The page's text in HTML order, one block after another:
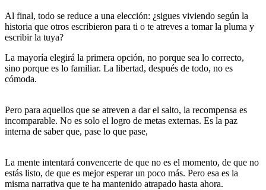
Al final, todo se reduce a una elección: ¿sigues viviendo según la
historia que otros escribieron para ti o te atreves a tomar la pluma y
escribir la tuya?
La mayoría elegirá la primera opción, no porque sea lo correcto,
sino porque es lo familiar. La libertad, después de todo, no es
cómoda.
Pero para aquellos que se atreven a dar el salto, la recompensa es
incomparable. No es solo el logro de metas externas. Es la paz
interna de saber que, pase lo que pase,
La mente intentará convencerte de que no es el momento, de que no
estás listo, de que es mejor esperar un poco más. Pero esa es la
misma narrativa que te ha mantenido atrapado hasta ahora.